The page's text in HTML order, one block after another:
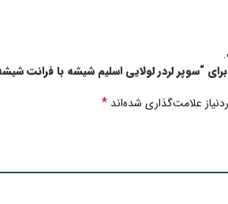
“سوپر لردر لولایی اسلیم شیشه با فرانت
علامت‌گذاری شده‌اند *